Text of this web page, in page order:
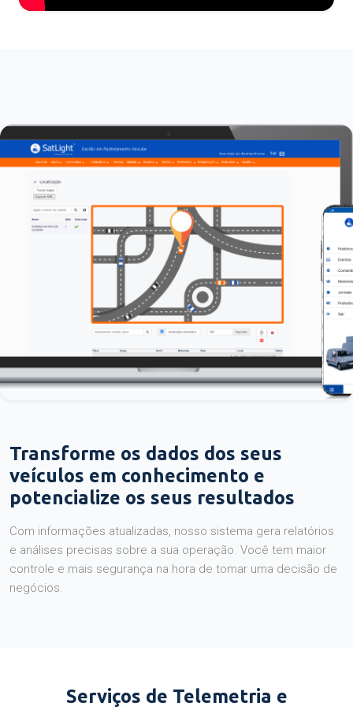
Transforme os dados dos seus
veículos em conhecimento e
potencialize os seus resultados
Com informações atualizadas, nosso sistema gera relatórios
e análises precisas sobre a sua operação. Você tem maior
controle e mais segurança na hora de tomar uma decisão de
negócios.
Serviços de Telemetria e